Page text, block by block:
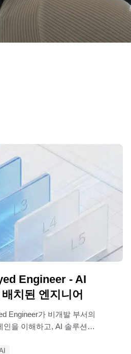
Engineer - AI
치된 엔지니어
Engineer가 비개발 부서의
하고, AI 솔루션을